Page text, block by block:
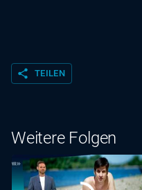
share TEILEN
Weitere Folgen